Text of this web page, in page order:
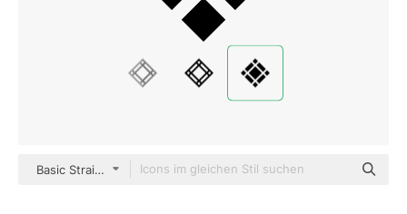
Basic Straight Filled